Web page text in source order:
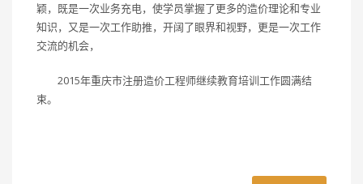
颖，既是一次业务充电，使学员掌握了更多的造价理论和专业
知识，又是一次工作助推，开阔了眼界和视野，更是一次工作
交流的机会，
2015年重庆市注册造价工程师继续教育培训工作圆满结
束。